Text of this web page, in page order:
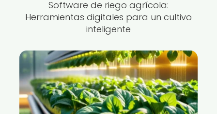
Software de riego agrícola:
Herramientas digitales para un cultivo
inteligente